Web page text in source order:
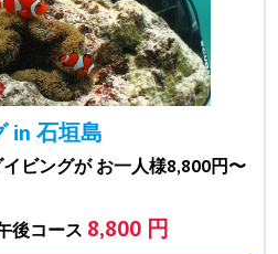
in 石垣島
イビングが お一人様8,800円〜
後コース 8,800 円